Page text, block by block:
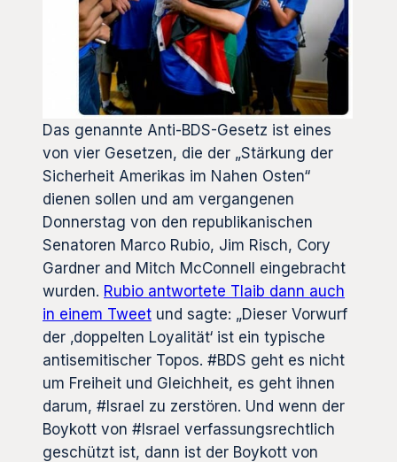
Das genannte Anti-BDS-Gesetz ist eines
von vier Gesetzen, die der „Stärkung der
Sicherheit Amerikas im Nahen Osten“
dienen sollen und am vergangenen
Donnerstag von den republikanischen
Senatoren Marco Rubio, Jim Risch, Cory
Gardner and Mitch McConnell eingebracht
wurden. Rubio antwortete Tlaib dann auch
in einem Tweet und sagte: „Dieser Vorwurf
der ‚doppelten Loyalität‘ ist ein typische
antisemitischer Topos. #BDS geht es nicht
um Freiheit und Gleichheit, es geht ihnen
darum, #Israel zu zerstören. Und wenn der
Boykott von #Israel verfassungsrechtlich
geschützt ist, dann ist der Boykott von